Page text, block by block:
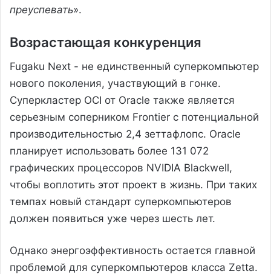
преуспевать».
Возрастающая конкуренция
Fugaku Next - не единственный суперкомпьютер
нового поколения, участвующий в гонке.
Суперкластер OCI от Oracle также является
серьезным соперником Frontier с потенциальной
производительностью 2,4 зеттафлопс. Oracle
планирует использовать более 131 072
графических процессоров NVIDIA Blackwell,
чтобы воплотить этот проект в жизнь. При таких
темпах новый стандарт суперкомпьютеров
должен появиться уже через шесть лет.
Однако энергоэффективность остается главной
проблемой для суперкомпьютеров класса Zetta.